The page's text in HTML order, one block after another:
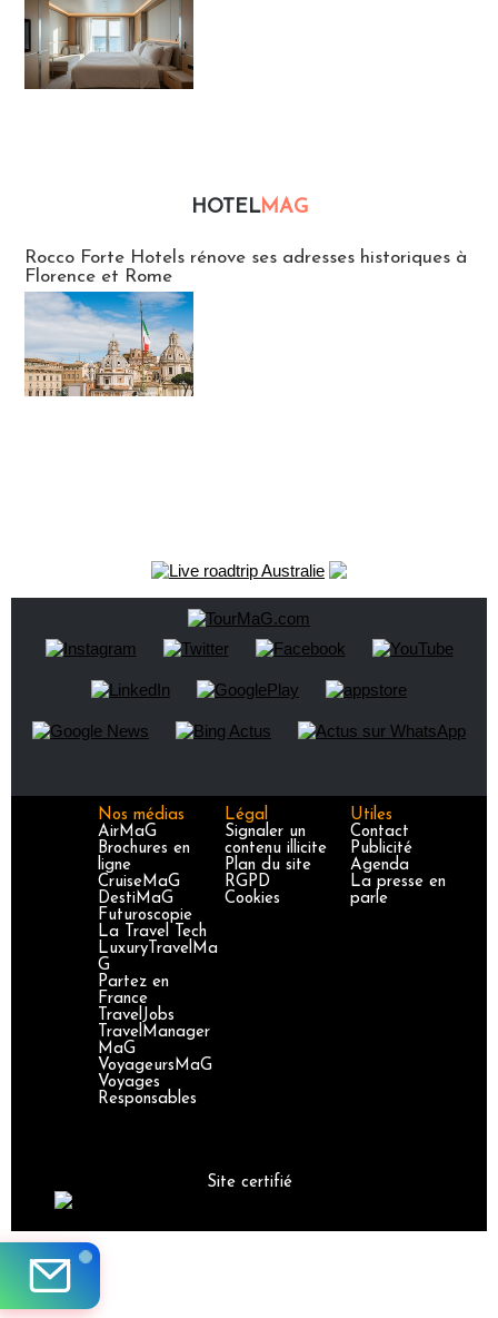
HOTELMAG
Rocco Forte Hotels rénove ses adresses historiques à
Florence et Rome
Nos médias
AirMaG
Brochures en
ligne
CruiseMaG
DestiMaG
Futuroscopie
La Travel Tech
LuxuryTravelMa
G
Partez en
France
TravelJobs
TravelManager
MaG
VoyageursMaG
Voyages
Responsables
Légal
Signaler un
contenu illicite
Plan du site
RGPD
Cookies
Utiles
Contact
Publicité
Agenda
La presse en
parle
Site certifié